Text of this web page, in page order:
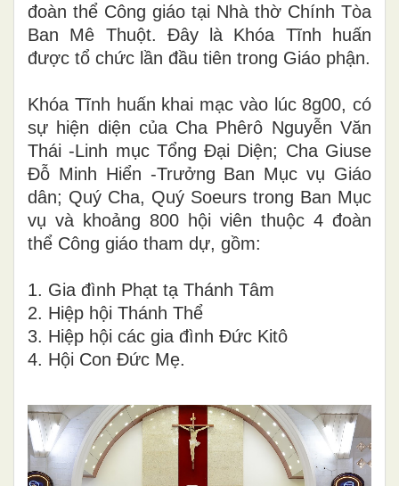
đoàn thể Công giáo tại Nhà thờ Chính Tòa
Ban Mê Thuột. Đây là Khóa Tĩnh huấn
được tổ chức lần đầu tiên trong Giáo phận.
Khóa Tĩnh huấn khai mạc vào lúc 8g00, có
sự hiện diện của Cha Phêrô Nguyễn Văn
Thái -Linh mục Tổng Đại Diện; Cha Giuse
Đỗ Minh Hiển -Trưởng Ban Mục vụ Giáo
dân; Quý Cha, Quý Soeurs trong Ban Mục
vụ và khoảng 800 hội viên thuộc 4 đoàn
thể Công giáo tham dự, gồm:
1. Gia đình Phạt tạ Thánh Tâm
2. Hiệp hội Thánh Thể
3. Hiệp hội các gia đình Đức Kitô
4. Hội Con Đức Mẹ.